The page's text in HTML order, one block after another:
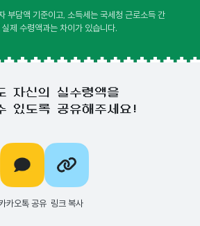
부담액 기준이고, 소득세는 국세청 근로소득 간
제 수령액과는 차이가 있습니다.
자신의 실수령액을
있도록 공유해주세요!
카오톡 공유 링크 복사